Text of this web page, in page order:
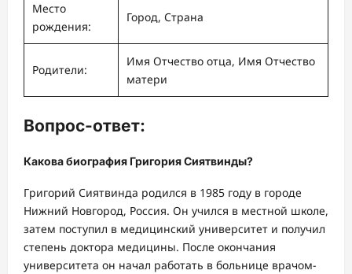
Место
рождения:
Город, Страна
Родители:
Имя Отчество отца, Имя Отчество
матери
Вопрос-ответ:
Какова биография Григория Сиятвинды?
Григорий Сиятвинда родился в 1985 году в городе
Нижний Новгород, Россия. Он учился в местной школе,
затем поступил в медицинский университет и получил
степень доктора медицины. После окончания
университета он начал работать в больнице врачом-